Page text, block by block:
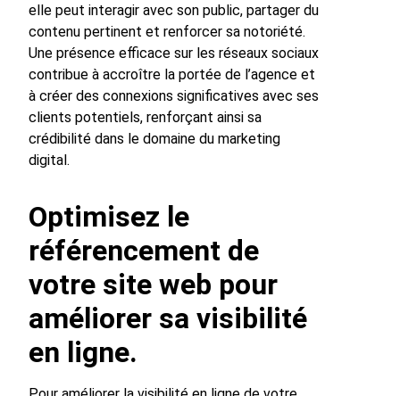
elle peut interagir avec son public, partager du
contenu pertinent et renforcer sa notoriété.
Une présence efficace sur les réseaux sociaux
contribue à accroître la portée de l’agence et
à créer des connexions significatives avec ses
clients potentiels, renforçant ainsi sa
crédibilité dans le domaine du marketing
digital.
Optimisez le
référencement de
votre site web pour
améliorer sa visibilité
en ligne.